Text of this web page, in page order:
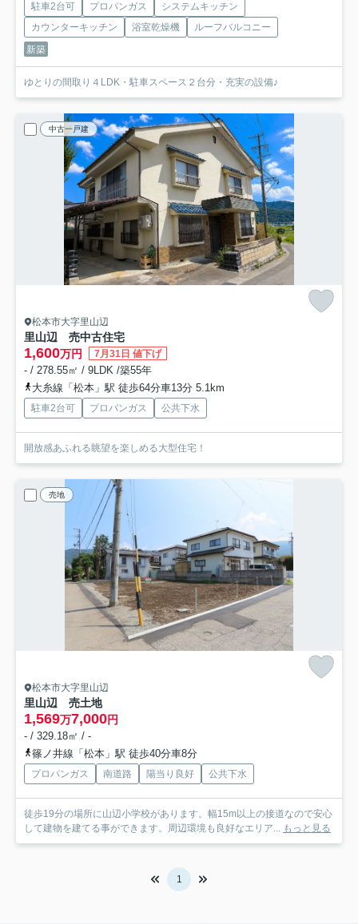
駐車2台可 プロパンガス
システムキッチン
カウンターキッチン
浴室乾燥機
ルーフバルコニー
新築
ゆとりの間取り４LDK・駐車スペース２台分・充実の設備♪
中古一戸建
松本市大字里山辺
里山辺 売中古住宅
1,600万円 7月31日 値下げ
- / 278.55㎡ / 9LDK /築55年
大糸線「松本」駅 徒歩64分車13分 5.1km
駐車2台可 プロパンガス 公共下水
開放感あふれる眺望を楽しめる大型住宅！
売地
松本市大字里山辺
里山辺 売土地
1,569万7,000円
- / 329.18㎡ / -
篠ノ井線「松本」駅 徒歩40分車8分
プロパンガス 南道路 陽当り良好 公共下水
徒歩19分の場所に山辺小学校があります。幅15m以上の接道なので安心
して建物を建てる事ができます。周辺環境も良好なエリア... もっと見る
1